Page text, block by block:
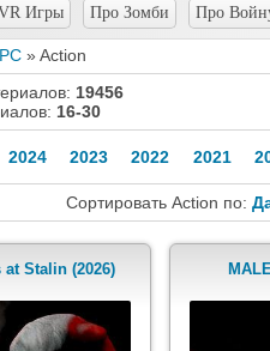
Игры Про Зомби Про
PC » Action
: 19456
: 16-30
2024 2023 2022 2021
Сортировать Action по:
Stalin (2026)